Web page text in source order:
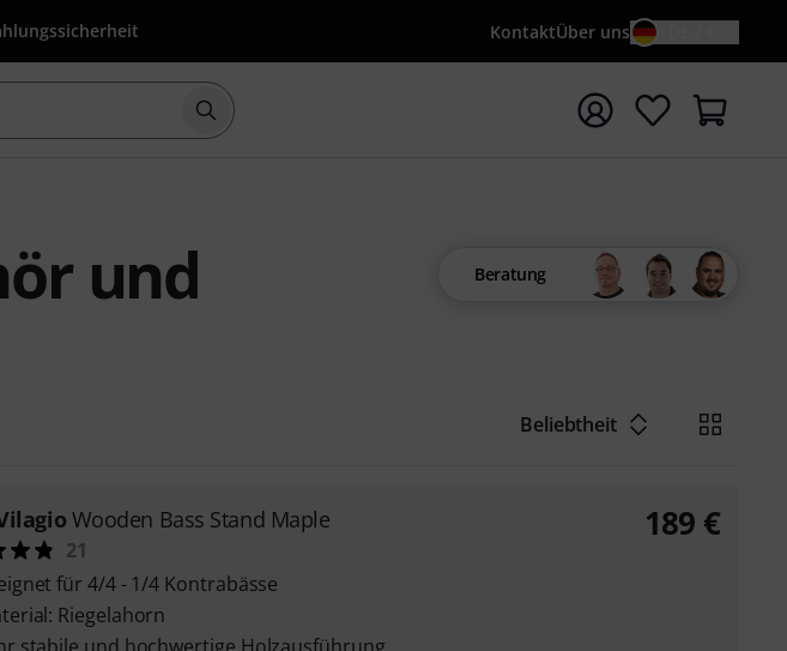
KontaktÜber uns
Suche mit Suchwort {searchTerm} starten
und
Beratung
Beliebtheit
Wooden Bass Stand Maple
21
für 4/4 - 1/4 Kontrabässe
Riegelahorn
189 €